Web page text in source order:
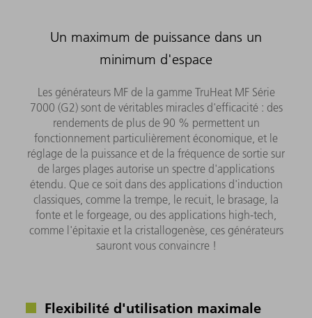
Un maximum de puissance dans un
minimum d'espace
Les générateurs MF de la gamme TruHeat MF Série
7000 (G2) sont de véritables miracles d'efficacité : des
rendements de plus de 90 % permettent un
fonctionnement particulièrement économique, et le
réglage de la puissance et de la fréquence de sortie sur
de larges plages autorise un spectre d'applications
étendu. Que ce soit dans des applications d'induction
classiques, comme la trempe, le recuit, le brasage, la
fonte et le forgeage, ou des applications high-tech,
comme l'épitaxie et la cristallogenèse, ces générateurs
sauront vous convaincre !
Flexibilité d'utilisation maximale